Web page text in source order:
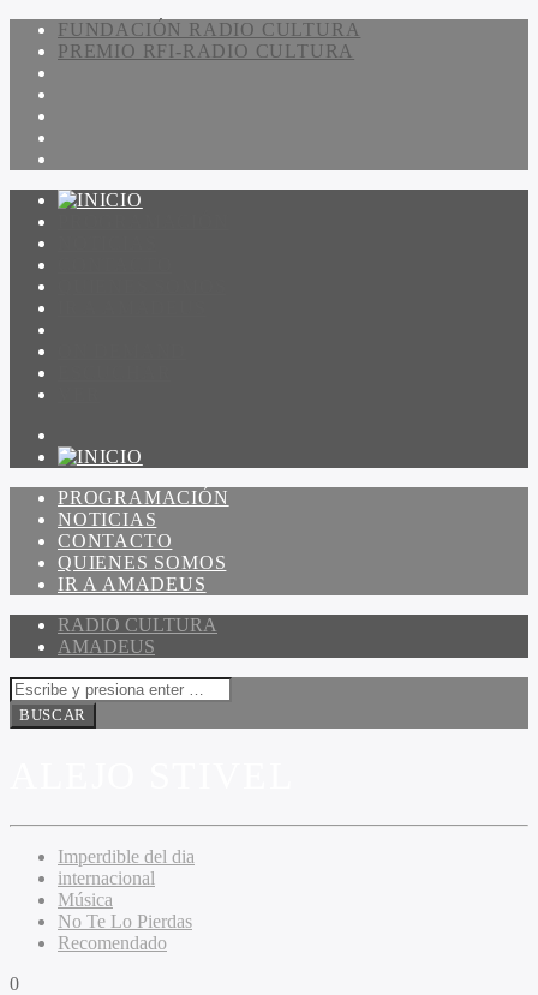
FUNDACIÓN RADIO CULTURA
PREMIO RFI-RADIO CULTURA
PROGRAMACIÓN
NOTICIAS
CONTACTO
QUIENES SOMOS
IR A AMADEUS
RADIO CULTURA
AMADEUS
Imperdible del dia
internacional
Música
No Te Lo Pierdas
Recomendado
0